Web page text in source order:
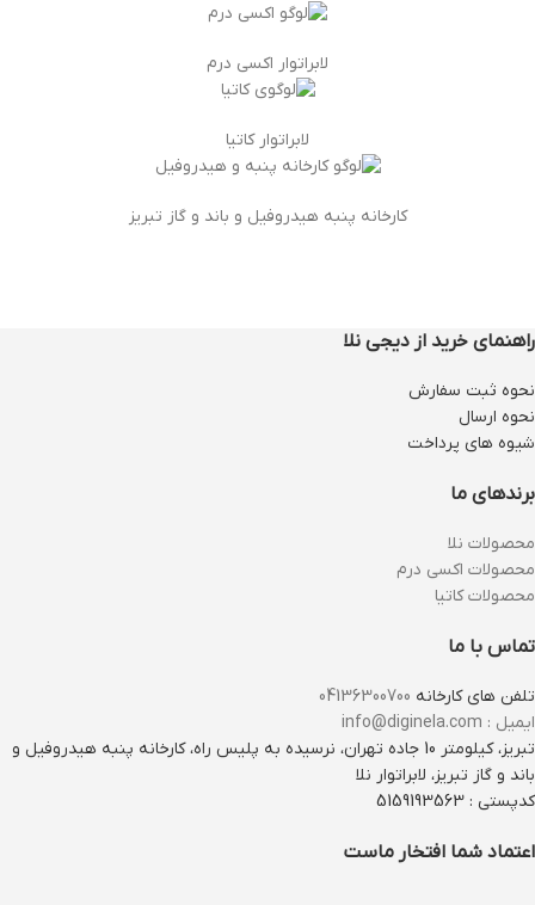
لابراتوار اکسی درم
لابراتوار کاتیا
کارخانه پنبه هیدروفیل و باند و گاز تبریز
راهنمای خرید از دیجی نلا
نحوه ثبت سفارش
نحوه ارسال
شیوه های پرداخت
برندهای ما
محصولات نلا
محصولات اکسی درم
محصولات کاتیا
تماس با ما
تلفن های کارخانه
ایمیل : info@diginela.com
تبریز، کیلومتر 10 جاده تهران، نرسیده به پلیس راه، کارخانه پنبه هیدروفیل و
باند و گاز تبریز، لابراتوار نلا
کدپستی : 5159193563
اعتماد شما افتخار ماست